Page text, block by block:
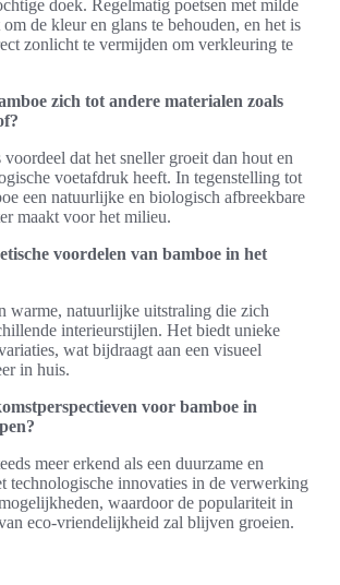
doek. Regelmatig poetsen met milde
de kleur en glans te behouden, en het is
zonlicht te vermijden om verkleuring te
zich tot andere materialen zoals
dat het sneller groeit dan hout en
voetafdruk heeft. In tegenstelling tot
een natuurlijke en biologisch afbreekbare
maakt voor het milieu.
voordelen van bamboe in het
warme, natuurlijke uitstraling die zich
interieurstijlen. Het biedt unieke
wat bijdraagt aan een visueel
in huis.
voor bamboe in
meer erkend als een duurzame en
technologische innovaties in de verwerking
waardoor de populariteit in
eco-vriendelijkheid zal blijven groeien.